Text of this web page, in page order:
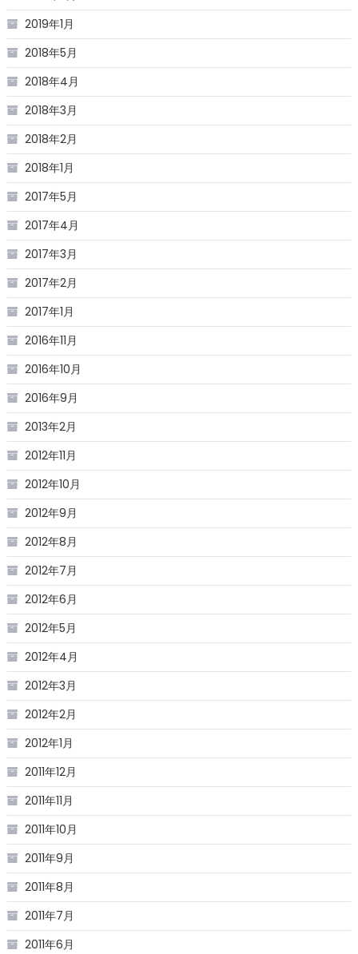
2019年1月
2018年5月
2018年4月
2018年3月
2018年2月
2018年1月
2017年5月
2017年4月
2017年3月
2017年2月
2017年1月
2016年11月
2016年10月
2016年9月
2013年2月
2012年11月
2012年10月
2012年9月
2012年8月
2012年7月
2012年6月
2012年5月
2012年4月
2012年3月
2012年2月
2012年1月
2011年12月
2011年11月
2011年10月
2011年9月
2011年8月
2011年7月
2011年6月